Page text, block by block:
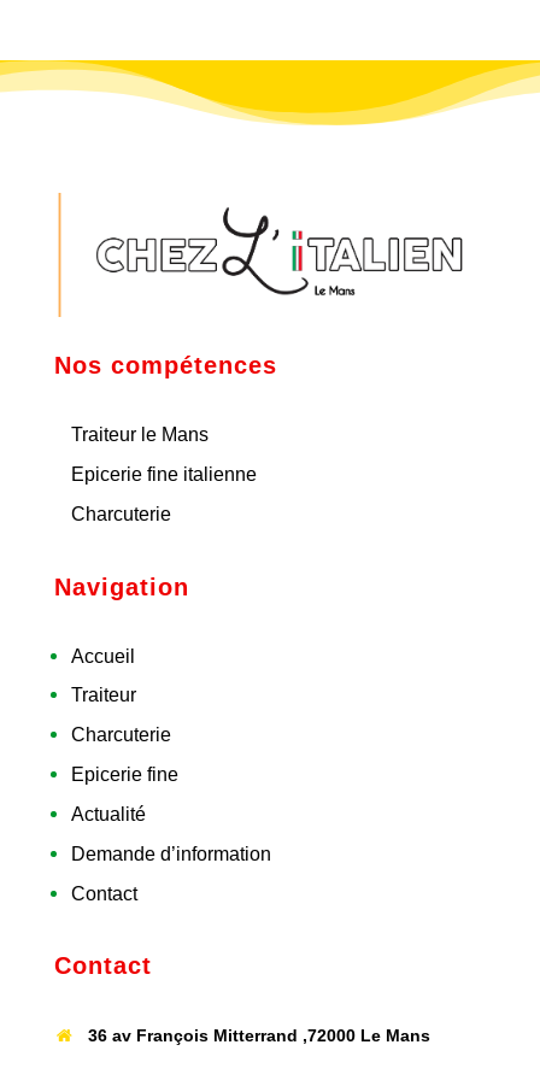
Nos compétences
Traiteur le Mans
Epicerie fine italienne
Charcuterie
Navigation
Accueil
Traiteur
Charcuterie
Epicerie fine
Actualité
Demande d’information
Contact
Contact
36 av François Mitterrand ,72000 Le Mans